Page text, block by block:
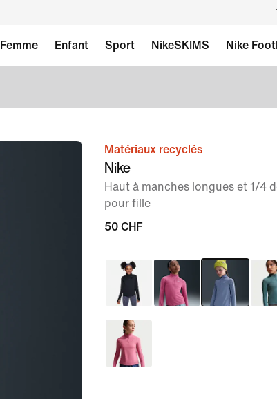
Femme Enfant Sport NikeSKIMS Nike
image 1Matériaux recyclés
Nike
Haut à manches longues et 1/4
pour fille
50 CHF